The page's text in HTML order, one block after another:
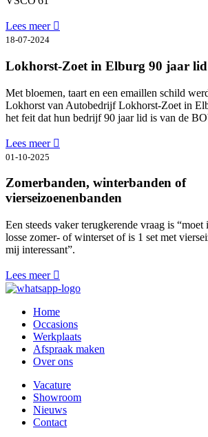
Lees meer
18-07-2024
Lokhorst-Zoet in Elburg 90 jaar
Met bloemen, taart en een emaillen schild
Lokhorst van Autobedrijf Lokhorst-Zoet in
het feit dat hun bedrijf 90 jaar lid is van de
Lees meer
01-10-2025
Zomerbanden, winterbanden of
vierseizoenenbanden
Een steeds vaker terugkerende vraag is
losse zomer- of winterset of is 1 set met
mij interessant”.
Lees meer
Home
Occasions
Werkplaats
Afspraak maken
Over ons
Vacature
Showroom
Nieuws
Contact